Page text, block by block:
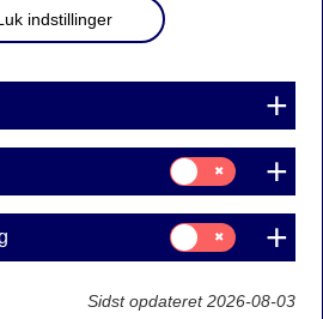
sparer
til?
indstillinger
Samtykke
til:
Statistik
Samtykke
til:
Markedsføring
Sidst opdateret 2026-08-03